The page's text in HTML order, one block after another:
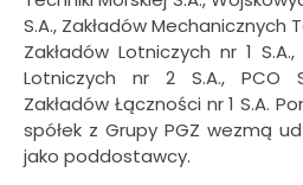
S.A., Zakładów Mechanicznych
Zakładów Lotniczych nr 1
Lotniczych nr 2 S.A., PCO
Zakładów Łączności nr 1 S.A.
spółek z Grupy PGZ wezmą
jako poddostawcy.